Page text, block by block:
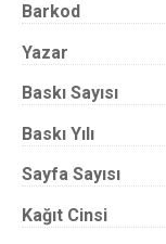
Barkod
Yazar
Baskı Sayısı
Baskı Yılı
Sayfa Sayısı
Kağıt Cinsi